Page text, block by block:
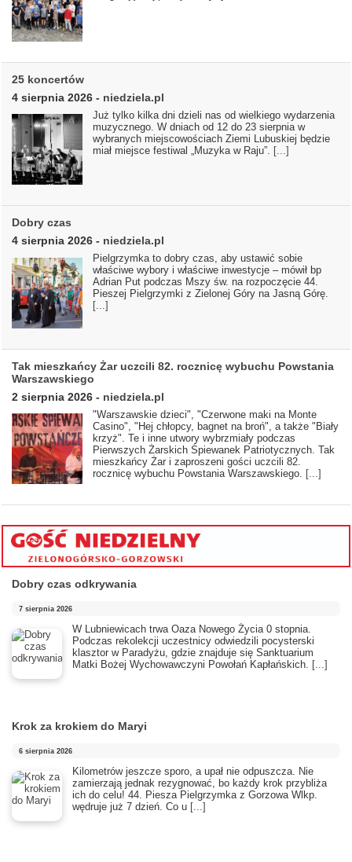
25 koncertów
4 sierpnia 2026 - niedziela.pl
Już tylko kilka dni dzieli nas od wielkiego wydarzenia
muzycznego. W dniach od 12 do 23 sierpnia w
wybranych miejscowościach Ziemi Lubuskiej będzie
miał miejsce festiwal „Muzyka w Raju”. [...]
Dobry czas
4 sierpnia 2026 - niedziela.pl
Pielgrzymka to dobry czas, aby ustawić sobie
właściwe wybory i właściwe inwestycje – mówił bp
Adrian Put podczas Mszy św. na rozpoczęcie 44.
Pieszej Pielgrzymki z Zielonej Góry na Jasną Górę.
[...]
Tak mieszkańcy Żar uczcili 82. rocznicę wybuchu Powstania
Warszawskiego
2 sierpnia 2026 - niedziela.pl
"Warszawskie dzieci", "Czerwone maki na Monte
Casino", "Hej chłopcy, bagnet na broń", a także "Biały
krzyż". Te i inne utwory wybrzmiały podczas
Pierwszych Żarskich Śpiewanek Patriotycznych. Tak
mieszkańcy Żar i zaproszeni gości uczcili 82.
rocznicę wybuchu Powstania Warszawskiego. [...]
Dobry czas odkrywania
7 sierpnia 2026
​W Lubniewicach trwa Oaza Nowego Życia 0 stopnia.
Podczas rekolekcji uczestnicy odwiedzili pocysterski
klasztor w Paradyżu, gdzie znajduje się Sanktuarium
Matki Bożej Wychowawczyni Powołań Kapłańskich. [...]
Krok za krokiem do Maryi
6 sierpnia 2026
Kilometrów jeszcze sporo, a upał nie odpuszcza. Nie
zamierzają jednak rezygnować, bo każdy krok przybliża
ich do celu! 44. Piesza Pielgrzymka z Gorzowa Wlkp.
wędruje już 7 dzień. Co u [...]